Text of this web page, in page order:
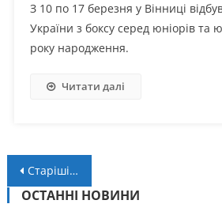
З 10 по 17 березня у Вінниці
України з боксу серед юніорів та
року народження.
Читати далі
Навігація
за
Старіші записи
ОСТАННІ НОВИНИ